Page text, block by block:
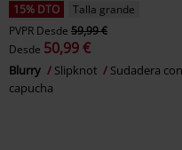
15% DTO
Talla grande
PVPR Desde 59,99 €
Desde 50,99 €
Blurry Slipknot
Sudadera con
capucha